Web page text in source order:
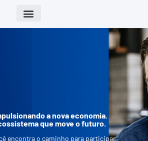
a nova economia.
que move o futuro.
encontra o caminho para participar